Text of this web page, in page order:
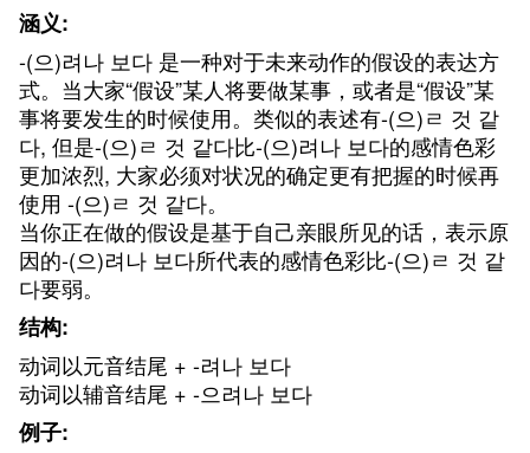
涵义:
-(으)려나 보다 是一种对于未来动作的假设的表达方
式。当大家“假设”某人将要做某事，或者是“假设”某
事将要发生的时候使用。类似的表述有-(으)ㄹ 것 같
다, 但是-(으)ㄹ 것 같다比-(으)려나 보다的感情色彩
更加浓烈, 大家必须对状况的确定更有把握的时候再
使用 -(으)ㄹ 것 같다。
当你正在做的假设是基于自己亲眼所见的话，表示原
因的-(으)려나 보다所代表的感情色彩比-(으)ㄹ 것 같
다要弱。
结构:
动词以元音结尾 + -려나 보다
动词以辅音结尾 + -으려나 보다
例子: